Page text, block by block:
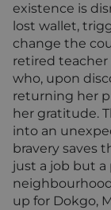
existence is
lost wallet,
change the
retired
who, upon
returning her
her gratitude.
into an
bravery saves
just a job but
up for Dokgo,